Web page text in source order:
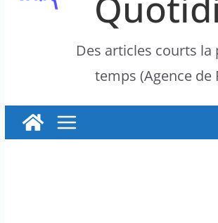
Des articles courts la
temps (Agence de